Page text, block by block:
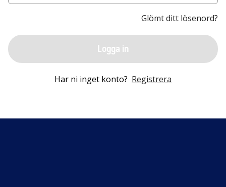
Glömt ditt lösenord?
Logga in
Har ni inget konto? Registrera